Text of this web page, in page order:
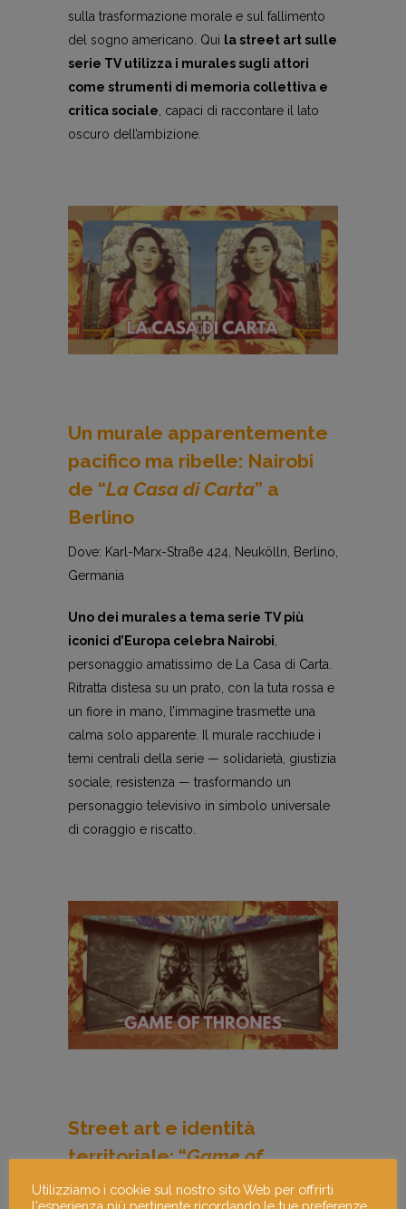
sulla trasformazione morale e sul fallimento
del sogno americano. Qui la street art sulle
serie TV utilizza i murales sugli attori
come strumenti di memoria collettiva e
critica sociale , capaci di raccontare il lato
oscuro dell’ambizione.
Un murale apparentemente
pacifico ma ribelle: Nairobi
de “La Casa di Carta” a
Berlino
Dove: Karl-Marx-Straße 424, Neukölln, Berlino,
Germania
Uno dei murales a tema serie TV più
iconici d’Europa celebra Nairobi,
personaggio amatissimo de La Casa di Carta.
Ritratta distesa su un prato, con la tuta rossa e
un fiore in mano, l’immagine trasmette una
calma solo apparente. Il murale racchiude i
temi centrali della serie — solidarietà, giustizia
sociale, resistenza — trasformando un
personaggio televisivo in simbolo universale
di coraggio e riscatto.
Street art e identità
territoriale: “Game of
Thrones” a Belfast
Utilizziamo i cookie sul nostro sito Web per offrirti
l'esperienza più pertinente ricordando le tue preferenze